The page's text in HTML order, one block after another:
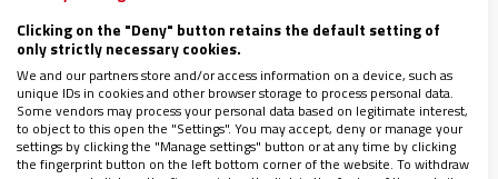
A los primitivos cristianos les llamaban
con razón los“seguidores del camino”;
también los creyentes de hoy estamos
vocacionados para proseguir tusenda de
Clicking on the "Deny" button retains the default setting of
only strictly necessary cookies.
We and our partners store and/or access information on a device, such as
unique IDs in cookies and other browser storage to process personal data.
Some vendors may process your personal data based on legitimate interest,
to object to this open the "Settings". You may accept, deny or manage your
settings by clicking the "Manage settings" button or at any time by clicking
the fingerprint button on the left bottom corner of the website. To withdraw